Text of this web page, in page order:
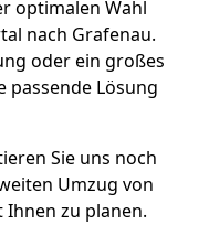
optimalen Wahl
nach Grafenau.
oder ein großes
passende Lösung
Sie uns noch
Umzug von
zu planen.